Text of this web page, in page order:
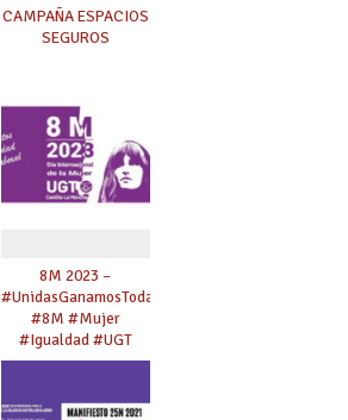
CAMPAÑA ESPACIOS
SEGUROS
8M 2023 –
#UnidasGanamosTodas
#8M #Mujer
#Igualdad #UGT